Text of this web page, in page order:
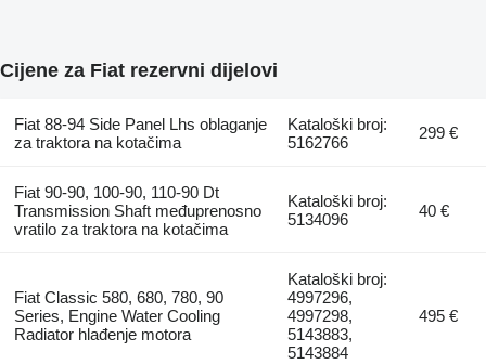
Cijene za Fiat rezervni dijelovi
Fiat 88-94 Side Panel Lhs oblaganje
za traktora na kotačima
Kataloški broj:
5162766
299 €
Fiat 90-90, 100-90, 110-90 Dt
Transmission Shaft međuprenosno
vratilo za traktora na kotačima
Kataloški broj:
5134096
40 €
Fiat Classic 580, 680, 780, 90
Series, Engine Water Cooling
Radiator hlađenje motora
Kataloški broj:
4997296,
4997298,
5143883,
5143884
495 €